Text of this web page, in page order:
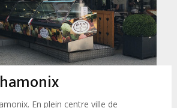
En plein centre ville de